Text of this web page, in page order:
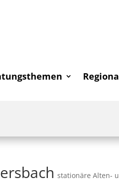
stationäre Alten-